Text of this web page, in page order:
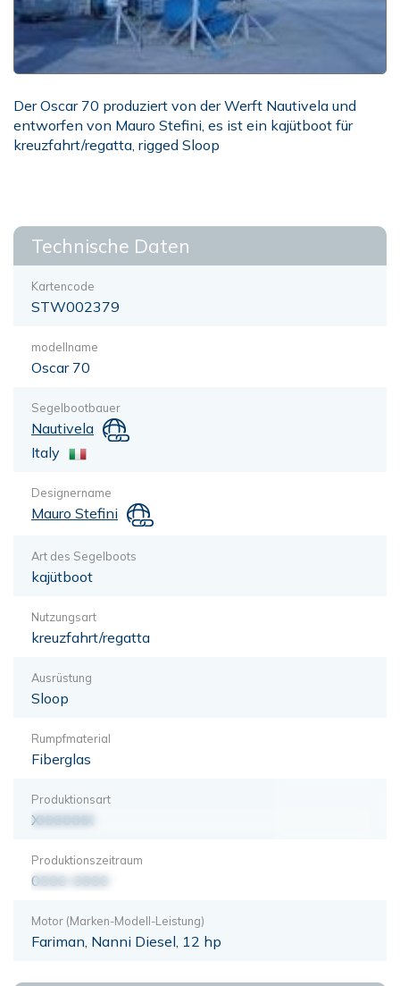
Der Oscar 70 produziert von der Werft Nautivela und
entworfen von Mauro Stefini, es ist ein kajütboot für
kreuzfahrt/regatta, rigged Sloop
Technische Daten
Kartencode
STW002379
modellname
Oscar 70
Segelbootbauer
Nautivela
Italy
Designername
Mauro Stefini
Art des Segelboots
kajütboot
Nutzungsart
kreuzfahrt/regatta
Ausrüstung
Sloop
Rumpfmaterial
Fiberglas
Produktionsart
XXXXXXX
Produktionszeitraum
0000-0000
Motor (Marken-Modell-Leistung)
Fariman, Nanni Diesel, 12 hp